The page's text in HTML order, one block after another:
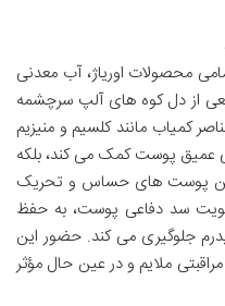
محصولات اوریاژ، آب معدنی
از دل کوه های آلپ سرچشمه
کمیاب مانند کلسیم و منیزیم
عمیق پوست کمک می کند، بلکه
پوست های حساس و تحریک
سد دفاعی پوست، به حفظ
جلوگیری می کند. حضور این
ملایم و در عین حال مؤثر